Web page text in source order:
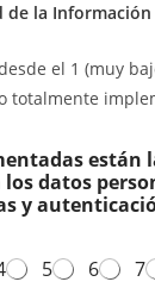
de la Información
el 1 (muy
totalmente
están
datos
y
5 6 7